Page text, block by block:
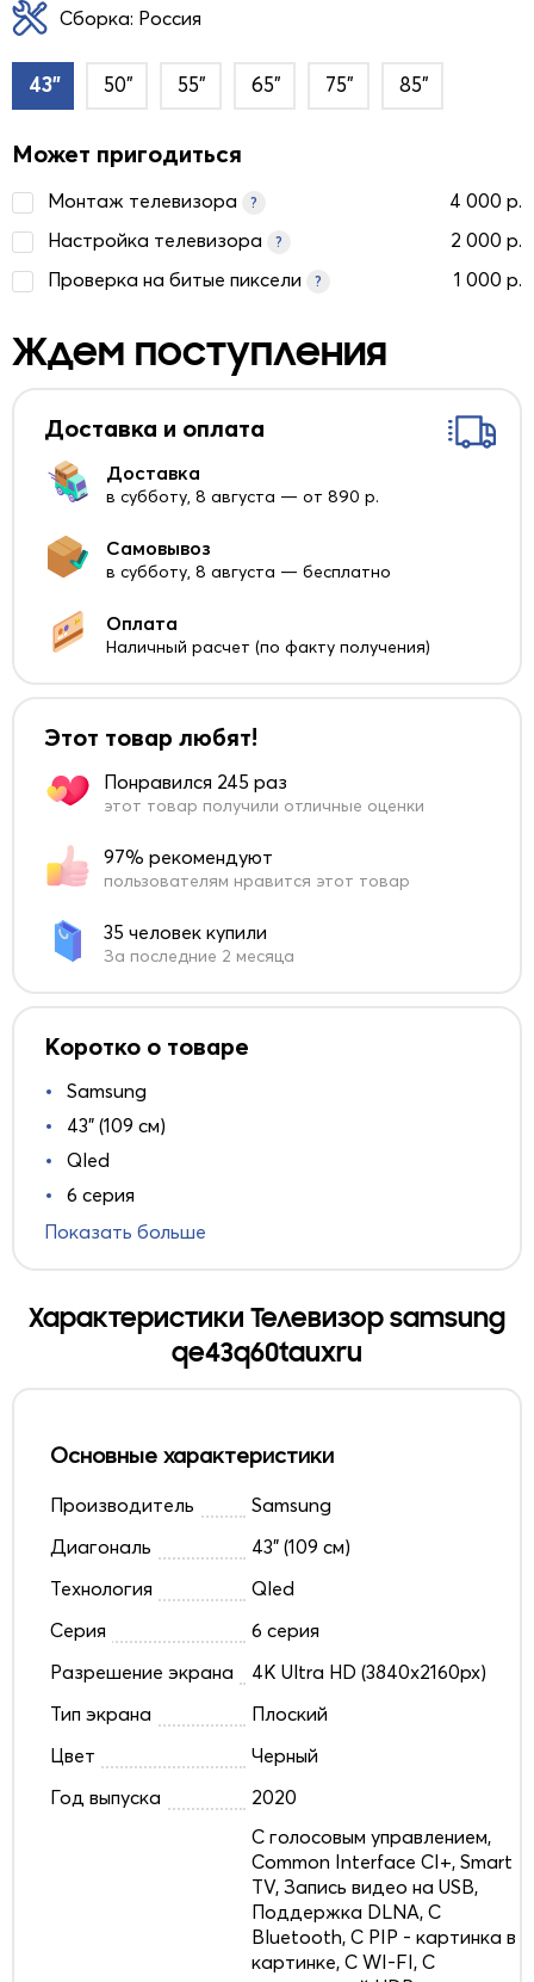
Сборка: Россия
43" 50" 55" 65" 75" 85"
Может пригодиться
Монтаж телевизора ?
4 000 р.
Настройка телевизора
?
2 000 р.
Проверка на битые пиксели
? 1 000 р.
Ждем поступления
Доставка и оплата
Доставка
в субботу, 8 августа — от 890 р.
Самовывоз
в субботу, 8 августа — бесплатно
Оплата
Наличный расчет (по факту получения)
Этот товар любят!
Понравился 245 раз
этот товар получили отличные оценки
97% рекомендуют
пользователям нравится этот товар
35 человек купили
За последние 2 месяца
Коротко о товаре
Samsung
43" (109 см)
Qled
6 серия
Показать больше
Характеристики Телевизор samsung
qe43q60tauxru
Основные характеристики
Производитель
Samsung
Диагональ
43" (109 см)
Технология
Qled
Серия
6 серия
Разрешение экрана
4K Ultra HD (3840x2160px)
Тип экрана
Плоский
Цвет
Черный
Год выпуска
2020
C голосовым управлением,
Common Interface CI+, Smart
TV, Запись видео на USB,
Поддержка DLNA, С
Bluetooth, С PIP - картинка в
картинке, С WI-FI, С